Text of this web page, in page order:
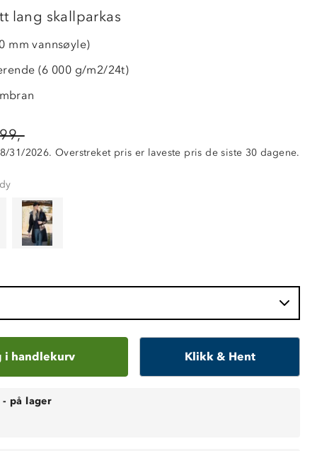
lang skallparkas
mm vannsøyle)
(6 000 g/m2/24t)
31/2026. Overstreket pris er laveste pris de siste 30 dagene.
i handlekurv Klikk & Hent
- på lager